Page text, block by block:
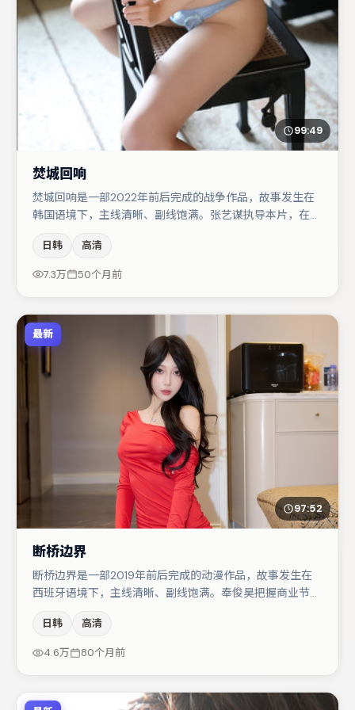
99:49
焚城回响
焚城回响是一部2022年前后完成的战争作品，故事发生在
韩国语境下，主线清晰、副线饱满。张艺谋执导本片，在场
赵丽颖在片中承担叙事驱动，于和伟、马丽分别提供反差与
喜剧/悬疑调剂（视场次而定）。节奏紧凑、反转有度，值
日韩 高清
7.3万 50个月前
最新
97:52
断桥边界
断桥边界是一部2019年前后完成的动漫作品，故事发生在
西班牙语境下，主线清晰、副线饱满。奉俊昊把握商业节奏
阵容包括黄渤、张子枫、小松菜奈等，角色动机前后呼应，
适合喜欢抠台词与伏笔的观众。整体完成度较高，适合周末
日韩 高清
4.6万 80个月前